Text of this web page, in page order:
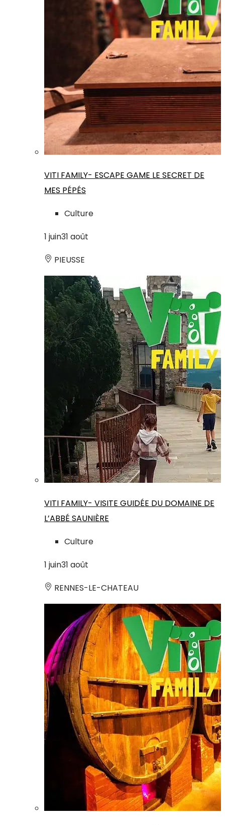
VITI FAMILY- ESCAPE GAME LE SECRET DE
MES PÉPÉS
Culture
1 juin31 août
PIEUSSE
VITI FAMILY- VISITE GUIDÉE DU DOMAINE DE
L’ABBÉ SAUNIÈRE
Culture
1 juin31 août
RENNES-LE-CHATEAU